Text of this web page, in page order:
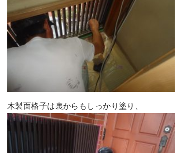
木製面格子は裏からもしっかり塗り、